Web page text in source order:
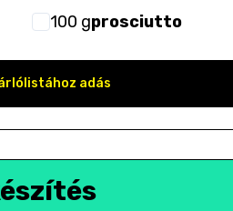
100 gprosciutto
adás